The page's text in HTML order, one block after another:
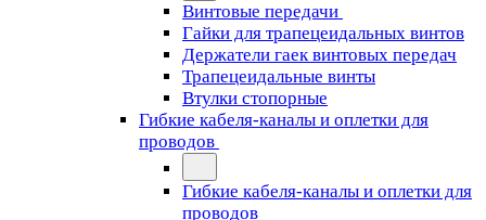
Винтовые передачи
Гайки для трапецеидальных винтов
Держатели гаек винтовых передач
Трапецеидальные винты
Втулки стопорные
Гибкие кабеля-каналы и оплетки для
проводов
Гибкие кабеля-каналы и оплетки для
проводов